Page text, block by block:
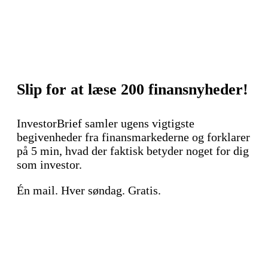
Slip for at læse 200 finansnyheder!
InvestorBrief samler ugens vigtigste
begivenheder fra finansmarkederne og forklarer
på 5 min, hvad der faktisk betyder noget for dig
som investor.
Én mail. Hver søndag. Gratis.